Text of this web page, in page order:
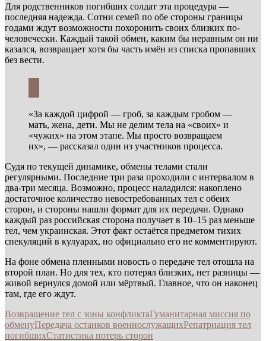
Для родственников погибших солдат эта процедура —
последняя надежда. Сотни семей по обе стороны границы
годами ждут возможности похоронить своих близких по-
человечески. Каждый такой обмен, каким бы неравным он ни
казался, возвращает хотя бы часть имён из списка пропавших
без вести.
«За каждой цифрой — гроб, за каждым гробом —
мать, жена, дети. Мы не делим тела на «своих» и
«чужих» на этом этапе. Мы просто возвращаем
их», — рассказал один из участников процесса.
Судя по текущей динамике, обмены телами стали
регулярными. Последние три раза проходили с интервалом в
два-три месяца. Возможно, процесс наладился: накоплено
достаточное количество невостребованных тел с обеих
сторон, и стороны нашли формат для их передачи. Однако
каждый раз российская сторона получает в 10–15 раз меньше
тел, чем украинская. Этот факт остаётся предметом тихих
спекуляций в кулуарах, но официально его не комментируют.
На фоне обмена пленными новость о передаче тел отошла на
второй план. Но для тех, кто потерял близких, нет разницы —
живой вернулся домой или мёртвый. Главное, что он наконец
там, где его ждут.
Возвращение тел с зоны конфликтаГуманитарная миссия по
обменуПередача останков военнослужащихРепатриация тел
погибшихСтатистика потерь сторон